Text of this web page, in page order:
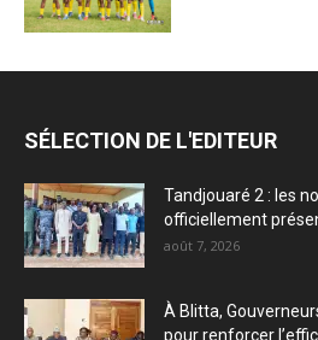
SÉLECTION DE L'EDITEUR
Tandjouaré 2 : les
officiellement
août 7, 2026
À Blitta,
pour renforcer